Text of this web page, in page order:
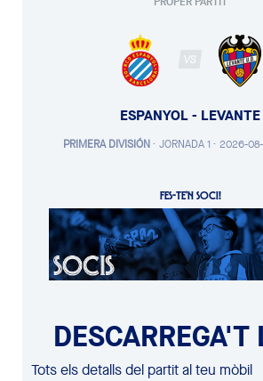
VS
ESPANYOL - LEVANTE
PRIMERA DIVISIÓN· JORNADA 1 · 2026-
FES-TE'N SOCI!
DESCARREGA'T
Tots els detalls del partit al teu mòbil